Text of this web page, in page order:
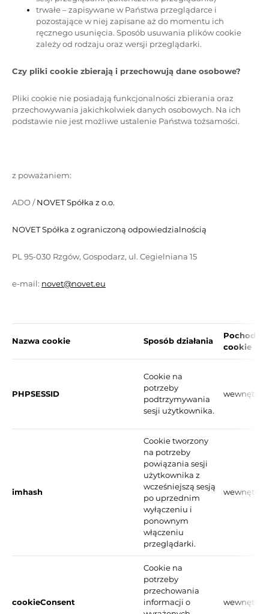
trwałe – zapisywane w Państwa przeglądarce i
pozostające w niej zapisane aż do momentu ich
ręcznego usunięcia. Sposób usuwania plików cookie
zależy od rodzaju oraz wersji przeglądarki.
Czy pliki cookie zbierają i przechowują dane osobowe?
Pliki cookie nie posiadają funkcjonalności zbierania oraz
przechowywania jakichkolwiek danych osobowych. Na ich
podstawie nie jest możliwe ustalenie Państwa tożsamości.
z poważaniem:
ADO /NOVET Spółka z o.o.
NOVET Spółka z ograniczoną odpowiedzialnością
PL 95-030 Rzgów, Gospodarz, ul. Cegielniana 15
e-mail: novet@novet.eu
Nazwa cookie Sposób działania
cookie
PHPSESSID
Cookie na
potrzeby
podtrzymywania
sesji użytkownika.
imhash
Cookie tworzony
na potrzeby
powiązania sesji
użytkownika z
wcześniejszą sesją
po uprzednim
wyłączeniu i
ponownym
włączeniu
przeglądarki.
cookieConsent
Cookie na
potrzeby
przechowania
informacji o